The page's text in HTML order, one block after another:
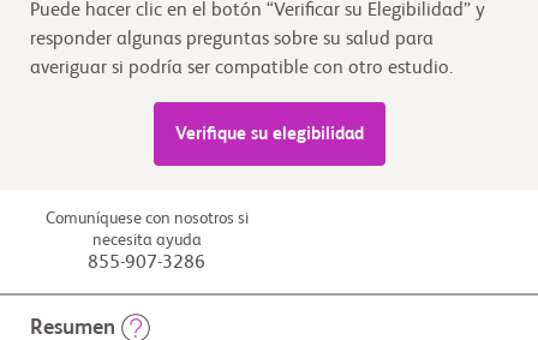
Puede hacer clic en el botón “Verificar su Elegibilidad” y
responder algunas preguntas sobre su salud para
averiguar si podría ser compatible con otro estudio.
Verifique su elegibilidad
Comuníquese con nosotros si
necesita ayuda
855-907-3286
Resumen